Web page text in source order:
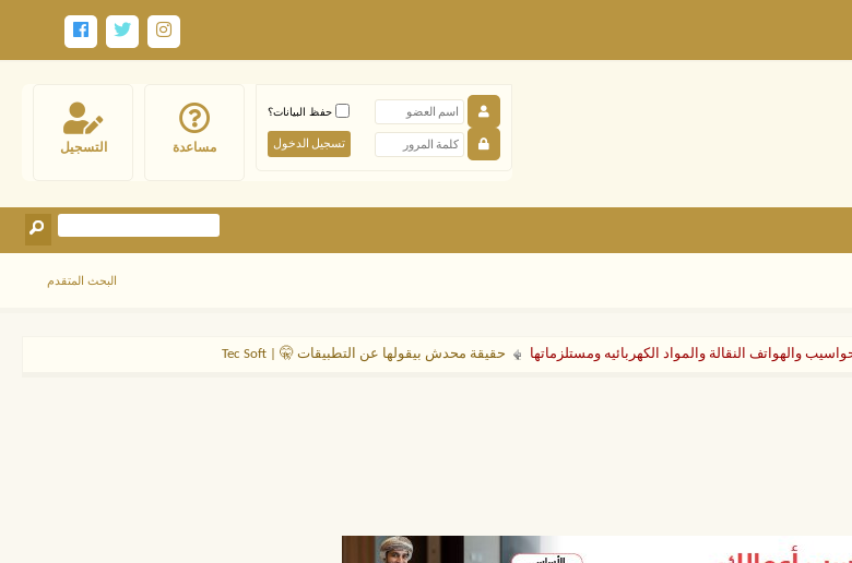
التسجيل مساعدة
حفظ البيانات؟
البحث المتقدم
والهواتف النقالة والمواد الكهربائيه ومستلزماتها حقيقة محدش بيقولها عن التطبيقات 🤫 | Tec Soft